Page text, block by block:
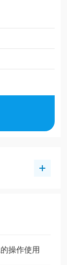
入（NV-120
操作使用